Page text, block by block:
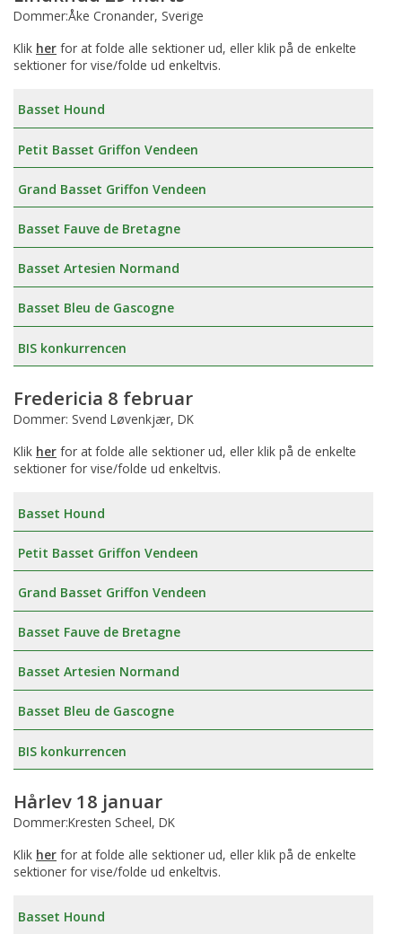
Dommer:Åke Cronander, Sverige
Klik her for at folde alle sektioner ud, eller klik på de enkelte
sektioner for vise/folde ud enkeltvis.
Basset Hound
Petit Basset Griffon Vendeen
Grand Basset Griffon Vendeen
Basset Fauve de Bretagne
Basset Artesien Normand
Basset Bleu de Gascogne
BIS konkurrencen
Fredericia 8 februar
Dommer: Svend Løvenkjær, DK
Klik her for at folde alle sektioner ud, eller klik på de enkelte
sektioner for vise/folde ud enkeltvis.
Basset Hound
Petit Basset Griffon Vendeen
Grand Basset Griffon Vendeen
Basset Fauve de Bretagne
Basset Artesien Normand
Basset Bleu de Gascogne
BIS konkurrencen
Hårlev 18 januar
Dommer:Kresten Scheel, DK
Klik her for at folde alle sektioner ud, eller klik på de enkelte
sektioner for vise/folde ud enkeltvis.
Basset Hound